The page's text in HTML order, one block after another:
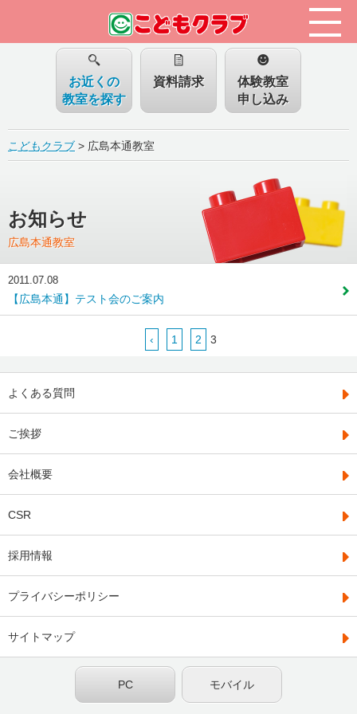
お近くの
教室を探す
資料請求
体験教室
申し込み
こどもクラブ> 広島本通教室
お知らせ
広島本通教室
2011.07.08
【広島本通】テスト会のご案内
‹ 1 2 3
よくある質問
ご挨拶
会社概要
CSR
採用情報
プライバシーポリシー
サイトマップ
モバイル
PC